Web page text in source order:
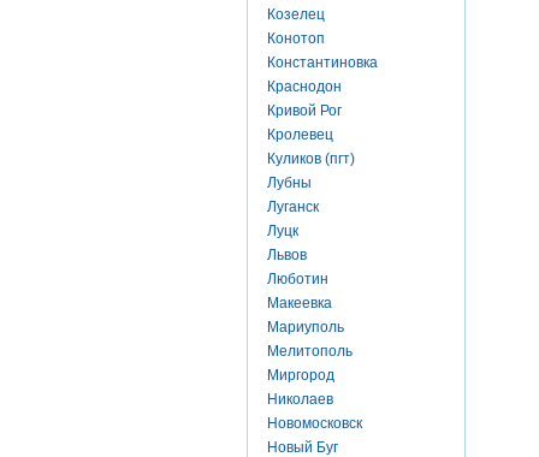
Козелец
Конотоп
Константиновка
Краснодон
Кривой Рог
Кролевец
Куликов (пгт)
Лубны
Луганск
Луцк
Львов
Люботин
Макеевка
Мариуполь
Мелитополь
Миргород
Николаев
Новомосковск
Новый Буг